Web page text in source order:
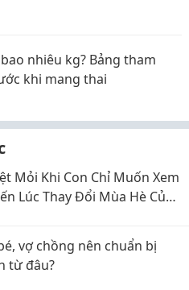
nhiêu kg? Bảng tham
khi mang thai
Mỏi Khi Con Chỉ Muốn Xem
Lúc Thay Đổi Mùa Hè Của
vợ chồng nên chuẩn bị
từ đâu?